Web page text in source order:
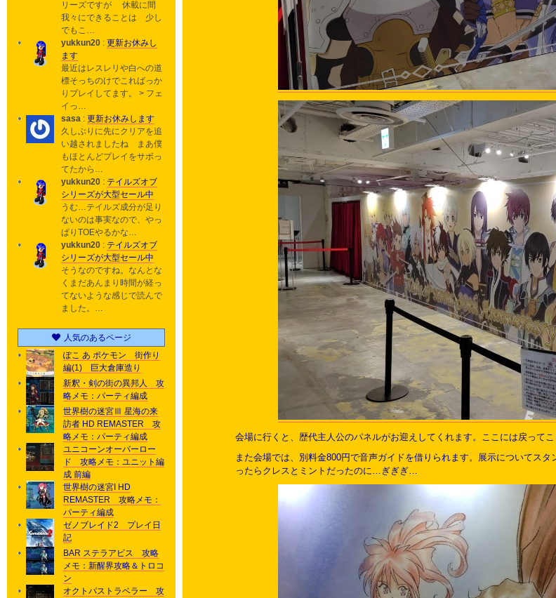
会場に行くと、歴代主人公のパネルがお迎えしてくれます。ここには戻って
また会場では、別料金800円で音声ガイドを借りられます。展示についてス
ったらクレスとミントだったのに…ぎぎぎ…
リーズですが 休載に間
我々にできることは 少し
でもこ…
yukkun20 : 更新お休みし
ます
最近はレスレリや白への道
標そっちのけでこればっか
りプレイしてます。 > フェ
イっ…
sasa : 更新お休みします
久しぶりに先にクリアを追
い越されましたね まあ僕
もほとんどプレイをサボっ
てたから…
yukkun20 : テイルズオブ
シリーズが大型セール中
うむ…テイルズ成分が足り
ないのは事実なので、やっ
ぱりTOEやるかな…
yukkun20 : テイルズオブ
シリーズが大型セール中
そうなのですね。なんとな
くまだあんまり時間が経っ
てないような感じで読んで
ました。…
人気のあるページ
ぽこ あ ポケモン 街作り
編(1) 巨大倉庫造り
新釈・剣の街の異邦人 攻
略メモ：パーティ編成
世界樹の迷宮Ⅲ 星海の来
訪者 HD REMASTER 攻
略メモ：パーティ編成
ユニコーンオーバーロー
ド 攻略メモ：ユニット編
成 前編
世界樹の迷宮I HD
REMASTER 攻略メモ：
パーティ編成
ゼノブレイド2 プレイ日
記
BAR ステラアビス 攻略
メモ：新醒界攻略＆トロコ
ン
オクトパストラベラー 攻